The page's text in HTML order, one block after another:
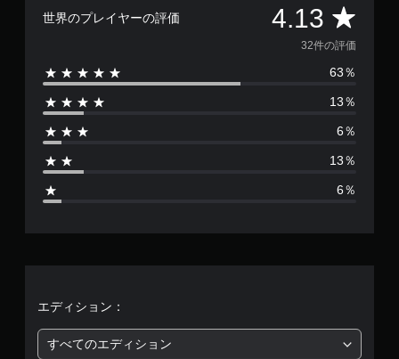
世界のプレイヤーの評価 4.13 評
価
数
は
2
価
32件の評価
63％
13％
6％
13％
6％
エディション：
すべてのエディション